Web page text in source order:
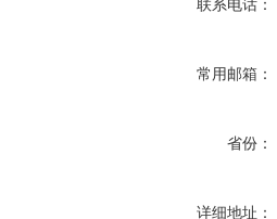
联系电话：
常用邮箱：
省份：
详细地址：